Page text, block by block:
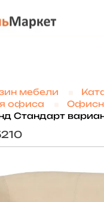
мебели
офиса
Стандарт